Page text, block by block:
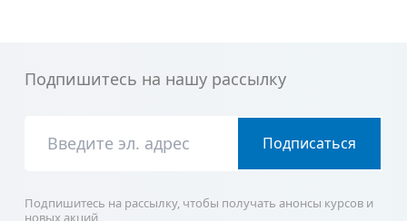
Подпишитесь на нашу рассылку
Подписаться
Подпишитесь на рассылку, чтобы получать анонсы курсов и
новых акций